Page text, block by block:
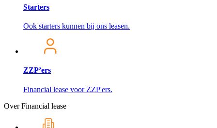
Starters
Ook starters kunnen bij ons leasen.
ZZP’ers
Financial lease voor ZZP'ers.
Over Financial lease